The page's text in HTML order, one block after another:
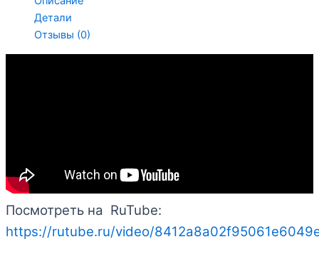
Детали
Отзывы (0)
Посмотреть на RuTube:
https://rutube.ru/video/